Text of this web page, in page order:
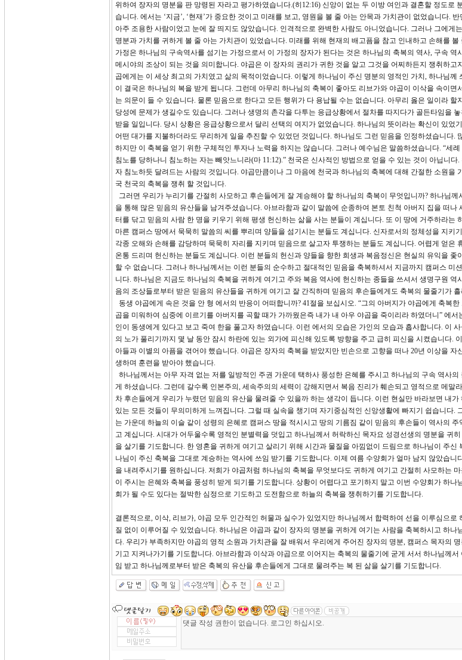
위하여 장자의 명분을 판 망령된 자라고 평가하였습니다.(히12:16) 신앙이 없는 두 이방 여인과 결혼할 정도로
습니다. 에서는 ‘지금’, ‘현재’가 중요한 것이고 미래를 보고, 영원을 볼 줄 아는 안목과 가치관이 없었습니다.
아주 조용한 사람이었고 눈에 잘 띄지도 않았습니다. 인격적으로 완벽한 사람도 아니었습니다. 그러나 그에게
명분과 가치를 귀하게 볼 줄 아는 가치관이 있었습니다. 미래를 위해 현재의 배고픔을 참고 인내하고 손해를 볼
가정은 하나님의 구속역사를 섬기는 가정으로서 이 가정의 장자가 된다는 것은 하나님의 축복의 역사, 구속 역
메시야의 조상이 되는 것을 의미합니다. 야곱은 이 장자의 권리가 귀한 것을 알고 그것을 어찌하든지 쟁취하고
곱에게는 이 세상 최고의 가치였고 삶의 목적이었습니다. 이렇게 하나님이 주신 명분의 영적인 가치, 하나님께
이 결국은 하나님의 복을 받게 됩니다. 그런데 아무리 하나님의 축복이 좋아도 리브가와 야곱이 이삭을 속이면
는 의문이 들 수 있습니다. 물론 믿음으로 한다고 모든 행위가 다 용납될 수는 없습니다. 아무리 옳은 일이라 할
당성에 문제가 생길수도 있습니다. 그러나 생명의 촌각을 다투는 응급상황에서 절차를 따지다가 골든타임을
받을 일입니다. 당시 상황은 응급상황으로서 달리 선택의 여지가 없었습니다. 하나님의 뜻이라는 확신이 있었
어떤 대가를 지불하더라도 무리하게 일을 추진할 수 있었던 것입니다. 하나님도 그런 믿음을 인정하셨습니다.
하지만 이 축복을 얻기 위한 구체적인 투자나 노력을 하지는 않습니다. 그러나 예수님은 말씀하셨습니다. “세
침노를 당하나니 침노하는 자는 빼앗느니라(마 11:12).” 천국은 신사적인 방법으로 얻을 수 있는 것이 아닙니다
자 침노하듯 달려드는 사람의 것입니다. 야곱만큼이나 그 마음에 천국과 하나님의 축복에 대해 간절한 소원을
국 천국의 축복을 쟁취 할 것입니다.
그러면 우리가 누리기를 간절히 사모하고 후손들에게 잘 계승해야 할 하나님의 축복이 무엇입니까? 하나님
을 통해 많은 믿음의 유산들을 남겨주셨습니다. 아브라함과 같이 말씀에 순종하여 본토 친척 아버지 집을 떠나
터를 닦고 믿음의 사람 한 명을 키우기 위해 평생 헌신하는 삶을 사는 분들이 계십니다. 또 이 땅에 거주하라는
마른 캠퍼스 땅에서 묵묵히 말씀의 씨를 뿌리며 양들을 섬기시는 분들도 계십니다. 신자로서의 정체성을 지키
각종 오해와 손해를 감당하며 묵묵히 자리를 지키며 믿음으로 살고자 투쟁하는 분들도 계십니다. 어렵게 얻은
온통 드리며 헌신하는 분들도 계십니다. 이런 분들의 헌신과 양들을 향한 희생과 복음정신은 현실의 유익을 좇
할 수 없습니다. 그러나 하나님께서는 이런 분들의 순수하고 절대적인 믿음을 축복하셔서 지금까지 캠퍼스 미
니다. 하나님은 지금도 하나님의 축복을 귀하게 여기고 주와 복음 역사에 헌신하는 종들을 쓰셔서 생명구원 역
음의 조상들로부터 받은 믿음의 유산들을 귀하게 여기고 잘 간직하며 믿음의 후손들에게도 축복의 물줄기가
동생 야곱에게 속은 것을 안 형 에서의 반응이 어떠합니까? 41절을 보십시오. “그의 아버지가 야곱에게 축복
곱을 미워하여 심중에 이르기를 아버지를 곡할 때가 가까웠은즉 내가 내 아우 야곱을 죽이리라 하였더니” 에서
인이 동생에게 있다고 보고 죽여 한을 풀고자 하였습니다. 이런 에서의 모습은 가인의 모습과 흡사합니다. 이
의 노가 풀리기까지 몇 날 동안 잠시 하란에 있는 외가에 피신해 있도록 방향을 주고 급히 피신을 시켰습니다.
아들과 이별의 아픔을 겪어야 했습니다. 야곱은 장자의 축복을 받았지만 빈손으로 고향을 떠나 20년 이상을 자
생하며 훈련을 받아야 했습니다.
하나님께서는 아무 자격 없는 저를 일방적인 주권 가운데 택하사 풍성한 은혜를 주시고 하나님의 구속 역사
게 하셨습니다. 그런데 갈수록 인본주의, 세속주의의 세력이 강해지면서 복음 진리가 훼손되고 영적으로 메말
차 후손들에게 우리가 누렸던 믿음의 유산을 물려줄 수 있을까 하는 생각이 듭니다. 이런 현실만 바라보면 내
있는 모든 것들이 무의미하게 느껴집니다. 그럴 때 실속을 챙기며 자기중심적인 신앙생활에 빠지기 쉽습니다.
는 가운데 하늘의 이슬 같이 성령의 은혜로 캠퍼스 땅을 적시시고 땅의 기름짐 같이 믿음의 후손들이 역사의
고 계십니다. 시대가 어두울수록 영적인 분별력을 덧입고 하나님께서 허락하신 목자요 성경선생의 명분을 귀
을 살기를 기도합니다. 한 영혼을 귀하게 여기고 살리기 위해 시간과 물질을 아낌없이 드림으로 하나님이 주신
나님이 주신 축복을 그대로 계승하는 역사에 쓰임 받기를 기도합니다. 이제 여름 수양회가 얼마 남지 않았습니
을 내려주시기를 원하십니다. 저희가 야곱처럼 하나님의 축복을 무엇보다도 귀하게 여기고 간절히 사모하는
이 주시는 은혜와 축복을 풍성히 받게 되기를 기도합니다. 상황이 어렵다고 포기하지 말고 이번 수양회가 하나
회가 될 수도 있다는 절박한 심정으로 기도하고 도전함으로 하늘의 축복을 쟁취하기를 기도합니다.
결론적으로, 이삭, 리브가, 야곱 모두 인간적인 허물과 실수가 있었지만 하나님께서 합력하여 선을 이루심으로
질 없이 이루어질 수 있었습니다. 하나님은 야곱과 같이 장자의 명분을 귀하게 여기는 사람을 축복하시고 하나
다. 우리가 부족하지만 야곱의 영적 소원과 가치관을 잘 배워서 우리에게 주어진 장자의 명분, 캠퍼스 목자의
기고 지켜나가기를 기도합니다. 아브라함과 이삭과 야곱으로 이어지는 축복의 물줄기에 굳게 서서 하나님께
임 받고 하나님께로부터 받은 축복의 유산을 후손들에게 그대로 물려주는 복 된 삶을 살기를 기도합니다.